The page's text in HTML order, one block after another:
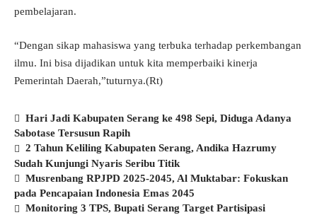
pembelajaran.
“Dengan sikap mahasiswa yang terbuka terhadap perkembangan
ilmu. Ini bisa dijadikan untuk kita memperbaiki kinerja
Pemerintah Daerah,”tuturnya.(Rt)
Hari Jadi Kabupaten Serang ke 498 Sepi, Diduga Adanya
Sabotase Tersusun Rapih
2 Tahun Keliling Kabupaten Serang, Andika Hazrumy
Sudah Kunjungi Nyaris Seribu Titik
Musrenbang RPJPD 2025-2045, Al Muktabar: Fokuskan
pada Pencapaian Indonesia Emas 2045
Monitoring 3 TPS, Bupati Serang Target Partisipasi